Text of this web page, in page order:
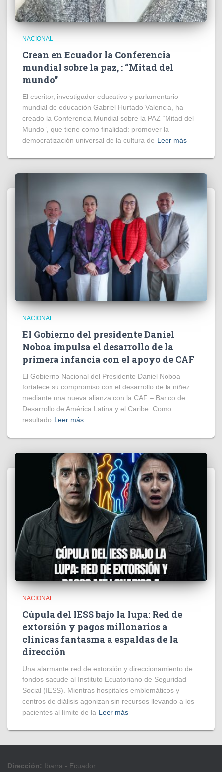
NACIONAL
Crean en Ecuador la Conferencia
mundial sobre la paz, : “Mitad del
mundo”
El escritor, investigador educativo y parlamentario
mundial de educación Gabriel Hurtado Valencia, ha
creado la Conferencia Mundial sobre la PAZ “Mitad del
Mundo”, que tiene como finalidad: promover la
democratización universal de la cultura de Leer más
NACIONAL
El Gobierno del presidente Daniel
Noboa impulsa el desarrollo de la
primera infancia con el apoyo de CAF
El Gobierno Nacional del Presidente Daniel Noboa
fortalece su compromiso con el desarrollo de la niñez
mediante una nueva alianza con la CAF – Banco de
Desarrollo de América Latina y el Caribe. Como
resultado Leer más
NACIONAL
Cúpula del IESS bajo la lupa: Red de
extorsión y pagos millonarios a
clínicas fantasma a espaldas de la
dirección
​Una alarmante red de extorsión y direccionamiento de
fondos sacude al Instituto Ecuatoriano de Seguridad
Social (IESS). Mientras hospitales emblemáticos y
centros de diálisis agonizan sin recursos llevando a los
pacientes al límite de la Leer más
Dirección: Ibarra - Ecuador